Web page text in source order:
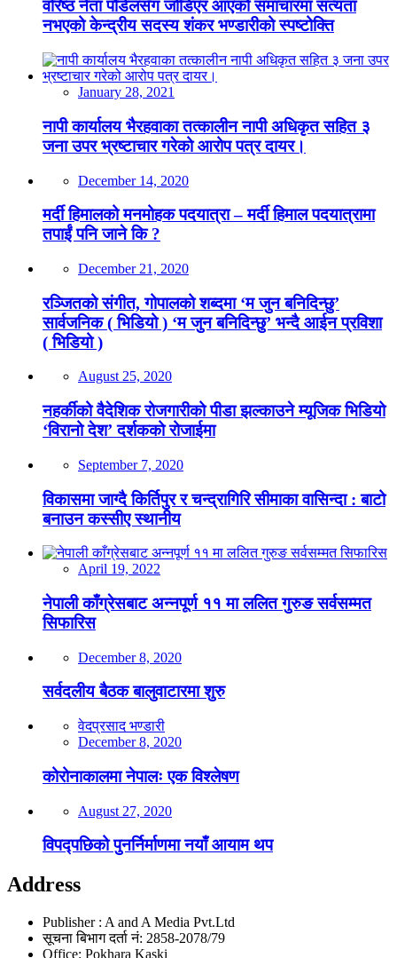
वरिष्ठ नेता पौडेलसँग जोडिएर आएको समाचारमा सत्यता
नभएको केन्द्रीय सदस्य शंकर भण्डारीको स्पष्टोक्ति
January 28, 2021
नापी कार्यालय भैरहवाका तत्कालीन नापी अधिकृत सहित ३
जना उपर भ्रष्टाचार गरेको आरोप पत्र दायर।
December 14, 2020
मर्दी हिमालको मनमोहक पदयात्रा – मर्दी हिमाल पदयात्रामा
तपाईं पनि जाने कि ?
December 21, 2020
रञ्जितको संगीत, गोपालको शब्दमा ‘म जुन बनिदिन्छु’
सार्वजनिक ( भिडियो ) ‘म जुन बनिदिन्छु’ भन्दै आईन प्रविशा
( भिडियो )
August 25, 2020
नहर्कीको वैदेशिक रोजगारीको पीडा झल्काउने म्यूजिक भिडियो
‘विरानो देश’ दर्शकको रोजाईमा
September 7, 2020
विकासमा जाग्दै किर्तिपुर र चन्द्रागिरि सीमाका वासिन्दा : बाटो
बनाउन कस्सीए स्थानीय
April 19, 2022
नेपाली काँग्रेसबाट अन्नपूर्ण ११ मा ललित गुरुङ सर्वसम्मत
सिफारिस
December 8, 2020
सर्वदलीय बैठक बालुवाटारमा शुरु
वेदप्रसाद भण्डारी
December 8, 2020
कोरोनाकालमा नेपालः एक विश्लेषण
August 27, 2020
विपद्पछिको पुनर्निर्माणमा नयाँ आयाम थप
Address
Publisher : A and A Media Pvt.Ltd
सूचना बिभाग दर्ता नं: 2858-2078/79
Office: Pokhara Kaski